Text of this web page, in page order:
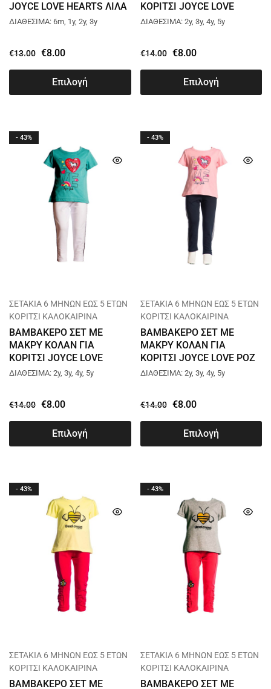
JOYCE LOVE HEARTS ΛΙΛΑ
13738
ΔΙΑΘΕΣΙΜΑ: 6m, 1y, 2y, 3y
€13.00 €8.00
Επιλογή
ΚΟΡΙΤΣΙ JOYCE LOVE
ΑΣΠΡΟ 13732
ΔΙΑΘΕΣΙΜΑ: 2y, 3y, 4y, 5y
€14.00 €8.00
Επιλογή
- 43%
ΣΕΤΑΚΙΑ 6 ΜΗΝΩΝ ΕΩΣ 5 ΕΤΩΝ
ΚΟΡΙΤΣΙ ΚΑΛΟΚΑΙΡΙΝΑ
ΒΑΜΒΑΚΕΡΟ ΣΕΤ ΜΕ
ΜΑΚΡΥ ΚΟΛΑΝ ΓΙΑ
ΚΟΡΙΤΣΙ JOYCE LOVE
ΒΕΡΑΜΑΝ 13732
ΔΙΑΘΕΣΙΜΑ: 2y, 3y, 4y, 5y
€14.00 €8.00
Επιλογή
- 43%
ΣΕΤΑΚΙΑ 6 ΜΗΝΩΝ ΕΩΣ 5 ΕΤΩΝ
ΚΟΡΙΤΣΙ ΚΑΛΟΚΑΙΡΙΝΑ
ΒΑΜΒΑΚΕΡΟ ΣΕΤ ΜΕ
ΜΑΚΡΥ ΚΟΛΑΝ ΓΙΑ
ΚΟΡΙΤΣΙ JOYCE LOVE ΡΟΖ
13732
ΔΙΑΘΕΣΙΜΑ: 2y, 3y, 4y, 5y
€14.00 €8.00
Επιλογή
- 43%
ΣΕΤΑΚΙΑ 6 ΜΗΝΩΝ ΕΩΣ 5 ΕΤΩΝ
ΚΟΡΙΤΣΙ ΚΑΛΟΚΑΙΡΙΝΑ
ΒΑΜΒΑΚΕΡΟ ΣΕΤ ΜΕ
- 43%
ΣΕΤΑΚΙΑ 6 ΜΗΝΩΝ ΕΩΣ 5 ΕΤΩΝ
ΚΟΡΙΤΣΙ ΚΑΛΟΚΑΙΡΙΝΑ
ΒΑΜΒΑΚΕΡΟ ΣΕΤ ΜΕ